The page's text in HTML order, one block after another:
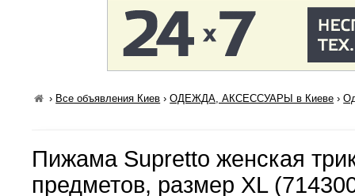
› Все объявления Киев ›ОДЕЖДА, АКСЕССУАРЫ в Киеве ›
Пижама Supretto женская
предметов, размер XL